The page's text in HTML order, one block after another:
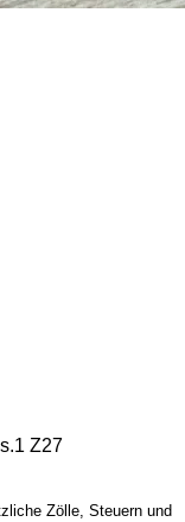
Z27
Zölle, Steuern und